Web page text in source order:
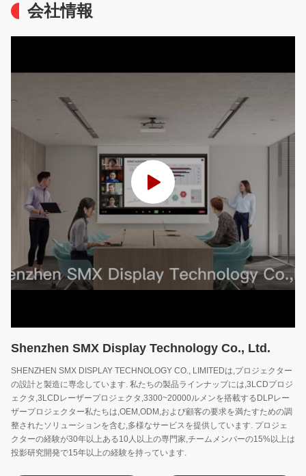
会社情報
Shenzhen SMX Display Technology Co., Ltd.
SHENZHEN SMX DISPLAY TECHNOLOGY CO., LIMITEDは,プロジェクター
の設計と製造に専念しています. 私たちの製品ラインナップには,3LCDプロジ
ェクタ,3LCDレーザープロジェクタ,3300~20000ルメンを搭載するDLPレー
ザープロジェクター私たちは,OEM,ODM,および顧客の要求を満たすための調
整されたソリューションを含む,多様なサービスを提供しています. プロジェ
クターの経験が30年以上ある10人以上の専門家,チームメンバーの15%以上は
投影研究開発で15年以上の経験を持っています.